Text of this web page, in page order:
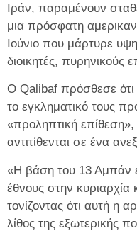
Ιράν, παραμένουν
μια πρόσφατη
Ιούνιο που μάρτυρε
διοικητές, πυρηνικούς
Ο Qalibaf πρόσθεσε ότι
το εγκληματικό τους
«προληπτική επίθεση»,
αντιτίθενται σε ένα
«Η βάση του 13 Αμπάν
έθνους στην κυριαρχία
τονίζοντας ότι αυτή η
λίθος της εξωτερικής